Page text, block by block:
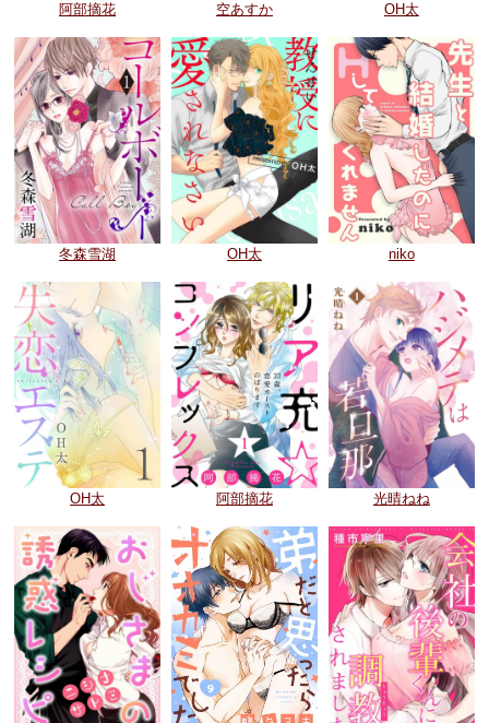
阿部摘花 空あすか OH太
冬森雪湖 OH太 niko
OH太 阿部摘花 光晴ねね